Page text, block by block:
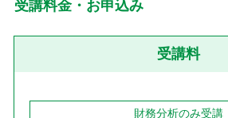
受講料金・お申込み
受講料
財務分析のみ受講